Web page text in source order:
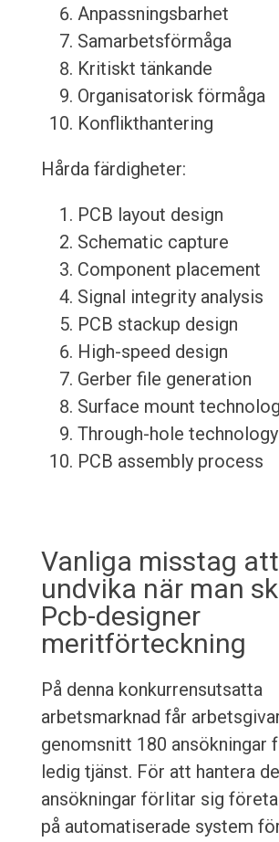
Anpassningsbarhet
Samarbetsförmåga
Kritiskt tänkande
Organisatorisk förmåga
Konflikthantering
Hårda färdigheter:
PCB layout design
Schematic capture
Component placement
Signal integrity analysis
PCB stackup design
High-speed design
Gerber file generation
Surface mount
Through-hole technology
PCB assembly process
Vanliga misstag att
undvika när man
Pcb-designer
meritförteckning
På denna konkurrensutsatta
arbetsmarknad får
genomsnitt 180 ansökningar
ledig tjänst. För att hantera
ansökningar förlitar sig
på automatiserade system